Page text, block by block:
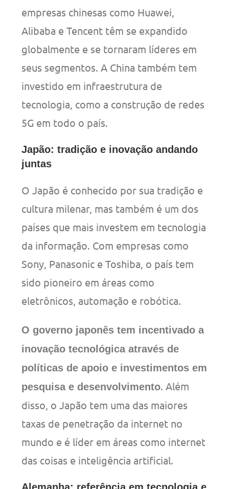
empresas chinesas como Huawei,
Alibaba e Tencent têm se expandido
globalmente e se tornaram líderes em
seus segmentos. A China também tem
investido em infraestrutura de
tecnologia, como a construção de redes
5G em todo o país.
Japão: tradição e inovação andando
juntas
O Japão é conhecido por sua tradição e
cultura milenar, mas também é um dos
países que mais investem em tecnologia
da informação. Com empresas como
Sony, Panasonic e Toshiba, o país tem
sido pioneiro em áreas como
eletrônicos, automação e robótica.
O governo japonês tem incentivado a
inovação tecnológica através de
políticas de apoio e investimentos em
pesquisa e desenvolvimento. Além
disso, o Japão tem uma das maiores
taxas de penetração da internet no
mundo e é líder em áreas como internet
das coisas e inteligência artificial.